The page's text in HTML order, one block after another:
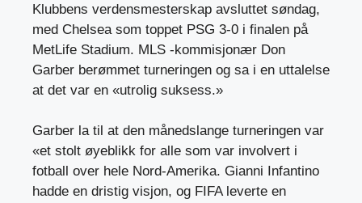
Klubbens verdensmesterskap avsluttet søndag,
med Chelsea som toppet PSG 3-0 i finalen på
MetLife Stadium. MLS -kommisjonær Don
Garber berømmet turneringen og sa i en uttalelse
at det var en «utrolig suksess.»
Garber la til at den månedslange turneringen var
«et stolt øyeblikk for alle som var involvert i
fotball over hele Nord-Amerika. Gianni Infantino
hadde en dristig visjon, og FIFA leverte en